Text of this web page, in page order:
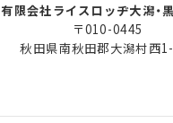
有限会社ライスロッヂ大潟・
〒010-0445
秋田県南秋田郡大潟村西